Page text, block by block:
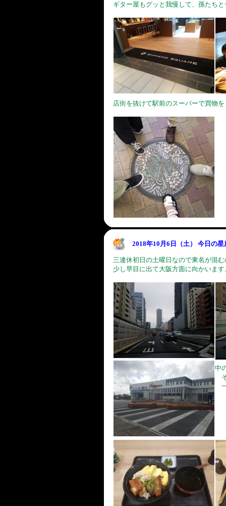
ギター屋もグッと我慢して、孫たち
店街を抜けて駅前のスーパーで買物
2018年10月6日（土） 今日の
三連休初日の土曜日なので東名が混
少し早目に出て大阪方面に向かいます
中